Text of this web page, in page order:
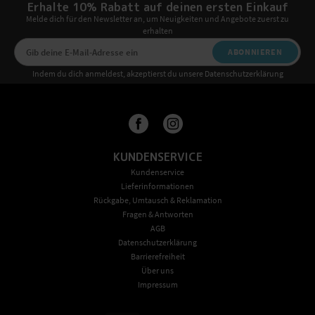
Erhalte 10% Rabatt auf deinen ersten Einkauf
Melde dich für den Newsletter an, um Neuigkeiten und Angebote zuerst zu
erhalten
ABONNIEREN
Indem du dich anmeldest, akzeptierst du unsere Datenschutzerklärung
KUNDENSERVICE
Kundenservice
Lieferinformationen
Rückgabe, Umtausch & Reklamation
Fragen & Antworten
AGB
Datenschutzerklärung
Barrierefreiheit
Über uns
Impressum